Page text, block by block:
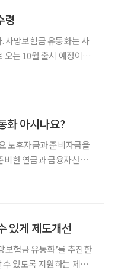
령
사망보험금 유동화는 사
는 10월 출시 예정이다.
화 아시나요?
노후자금과 준비자금을
비한 연금과 금융자산으
있게 제도개선
보험금 유동화’를 추진한
있도록 지원하는 제도